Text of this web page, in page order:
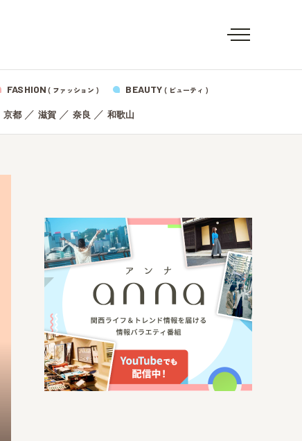
FASHION ( ファッション ) BEAUTY ( ビューティ )
京都／ 滋賀／ 奈良 ／ 和歌山